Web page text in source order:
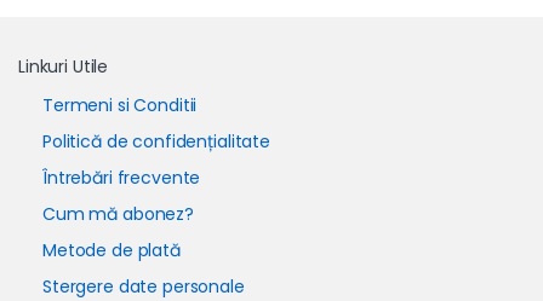
Linkuri Utile
Termeni si Conditii
Politică de confidențialitate
Întrebări frecvente
Cum mă abonez?
Metode de plată
Stergere date personale